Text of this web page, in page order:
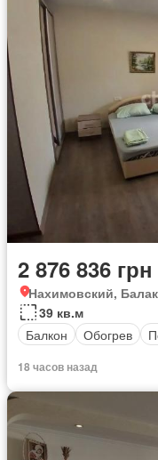
2 876 836 грн
Нахимовский,
39 кв.м
Балкон
Обогрев
18 часов назад